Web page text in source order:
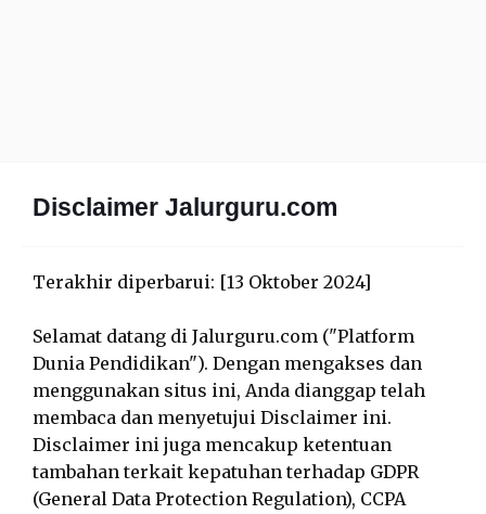
Disclaimer Jalurguru.com
Terakhir diperbarui: [13 Oktober 2024]
Selamat datang di Jalurguru.com ("Platform
Dunia Pendidikan"). Dengan mengakses dan
menggunakan situs ini, Anda dianggap telah
membaca dan menyetujui Disclaimer ini.
Disclaimer ini juga mencakup ketentuan
tambahan terkait kepatuhan terhadap GDPR
(General Data Protection Regulation), CCPA